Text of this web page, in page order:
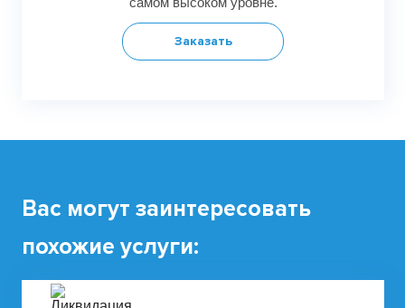
Заказать
Вас могут заинтересовать
похожие услуги: